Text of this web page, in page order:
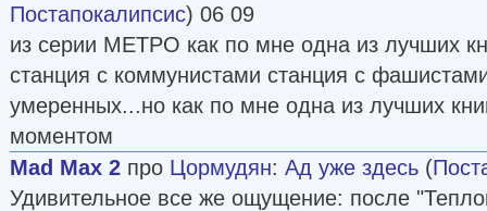
Постапокалипсис) 06 09
из серии МЕТРО как по мне одна из лучших
станция с коммунистами станция с
умеренных...но как по мне одна из лучших
моментом
Mad Max 2 про Цормудян: Ад уже здесь (
Удивительное все же ощущение: после